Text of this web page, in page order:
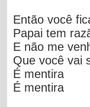
Então você
Papai tem
E não me
Que você vai
É mentira
É mentira